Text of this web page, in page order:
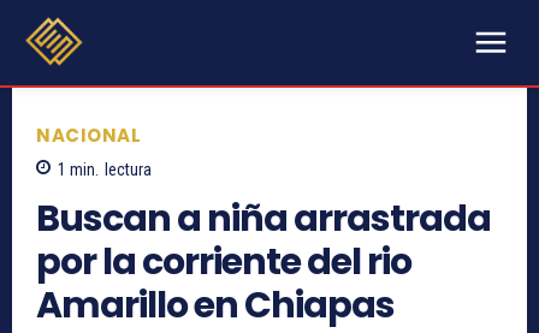
NACIONAL
1 min. lectura
Buscan a niña arrastrada
por la corriente del rio
Amarillo en Chiapas